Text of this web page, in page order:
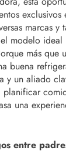
exclusivos
marcas y
modelo ideal
más que
buena
y un aliado
planificar
una
entre